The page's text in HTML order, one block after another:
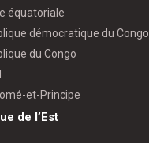
équatoriale
démocratique du Congo
du Congo
et-Principe
de l’Est